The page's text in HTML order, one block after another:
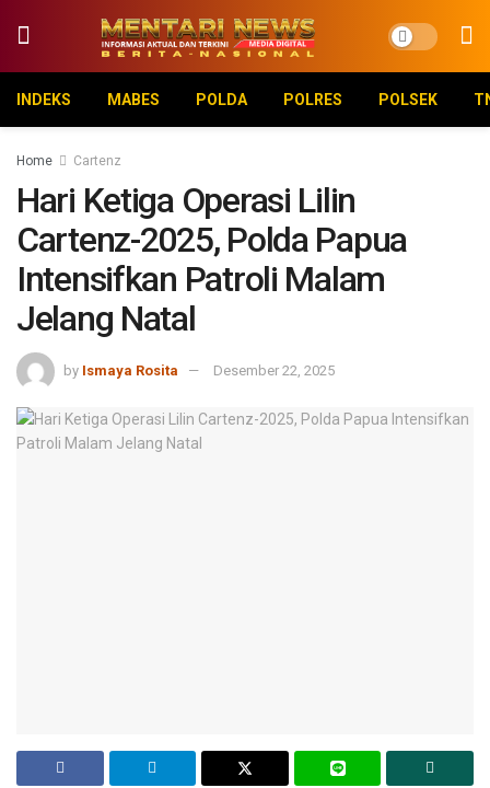
INDEKS MABES POLDA POLRES POLSEK
Home Cartenz
Hari Ketiga Operasi Lilin
Cartenz-2025, Polda Papua
Intensifkan Patroli Malam
Jelang Natal
by Ismaya Rosita Desember 22, 2025